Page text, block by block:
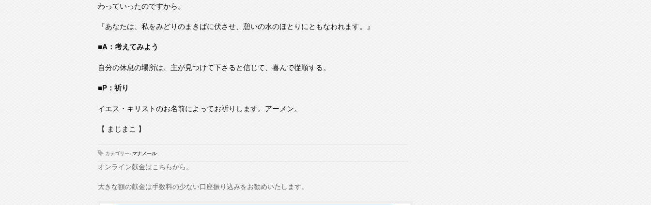
わっていったのですから。
『あなたは、私をみどりのまきばに伏させ、憩いの水のほとりにともなわれます。』
■A：考えてみよう
自分の休息の場所は、主が見つけて下さると信じて、喜んで従順する。
■P：祈り
イエス・キリストのお名前によってお祈りします。アーメン。
【 まじまこ 】
カテゴリー: マナメール
オンライン献金はこちらから。
大きな額の献金は手数料の少ない口座振り込みをお勧めいたします。